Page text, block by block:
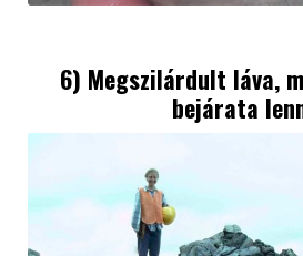
6) Megszilárdult láva,
bejárata